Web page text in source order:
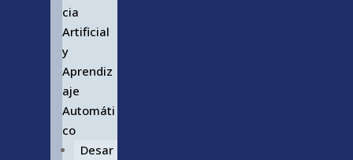
cia
Artificial
y
Aprendiz
aje
Automáti
co
Desar